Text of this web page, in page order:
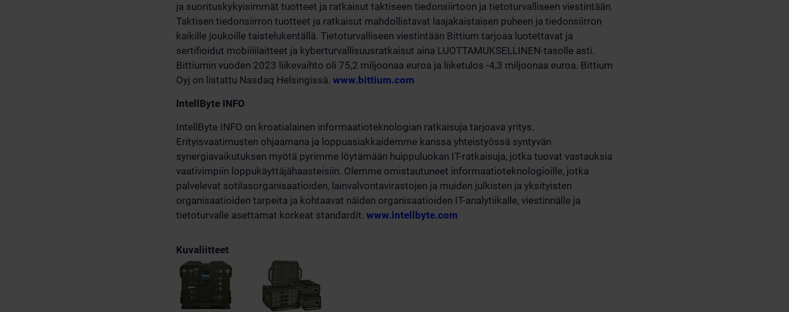
ja suorituskykyisimmät tuotteet ja ratkaisut taktiseen tiedonsiirtoon ja tietoturvalliseen viestintään.
Taktisen tiedonsiirron tuotteet ja ratkaisut mahdollistavat laajakaistaisen puheen ja tiedonsiirron
kaikille joukoille taistelukentällä. Tietoturvalliseen viestintään Bittium tarjoaa luotettavat ja
sertifioidut mobiililaitteet ja kyberturvallisuusratkaisut aina LUOTTAMUKSELLINEN-tasolle asti.
Bittiumin vuoden 2023 liikevaihto oli 75,2 miljoonaa euroa ja liiketulos -4,3 miljoonaa euroa. Bittium
Oyj on listattu Nasdaq Helsingissä. www.bittium.com
IntellByte INFO
IntellByte INFO on kroatialainen informaatioteknologian ratkaisuja tarjoava yritys.
Erityisvaatimusten ohjaamana ja loppuasiakkaidemme kanssa yhteistyössä syntyvän
synergiavaikutuksen myötä pyrimme löytämään huippuluokan IT-ratkaisuja, jotka tuovat vastauksia
vaativimpiin loppukäyttäjähaasteisiin. Olemme omistautuneet informaatioteknologioille, jotka
palvelevat sotilasorganisaatioiden, lainvalvontavirastojen ja muiden julkisten ja yksityisten
organisaatioiden tarpeita ja kohtaavat näiden organisaatioiden IT-analytiikalle, viestinnälle ja
tietoturvalle asettamat korkeat standardit. www.intellbyte.com
Kuvaliitteet